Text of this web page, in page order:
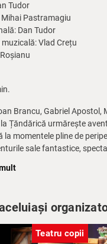
Tudor
Pastramagiu
Dan Tudor
Vlad Crețu
Brancu, Gabriel Apostol,
Țăndărică urmărește
la momentele pline de
sale fantastice,
imaginație și aventura se
Teatru copii